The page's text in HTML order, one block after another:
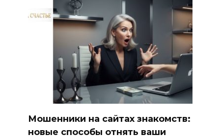
Мошенники на сайтах знакомств:
новые способы отнять ваши